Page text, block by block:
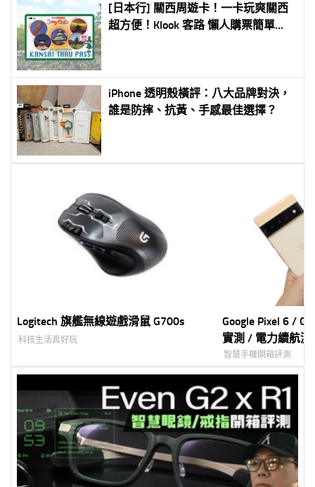
[日本行] 關西周遊卡！一卡玩爽關西
超方便！Klook 客路 懶人購票簡單
iPhone 透明殼橫評：八大品牌對決，
誰是防摔、抗黃、手感最佳選擇？
Logitech 旗艦無線遊戲滑鼠 G700s
科技生活真好玩
Google Pixel 6 /
實測 / 電力續航測
處理器表現如何?
智慧手機開箱評測